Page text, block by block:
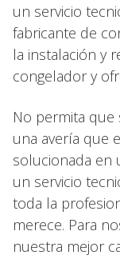
un servicio
fabricante de
la instalación y
congelador y
No permita que
una avería que
solucionada en
un servicio
toda la
merece. Para
nuestra mejor